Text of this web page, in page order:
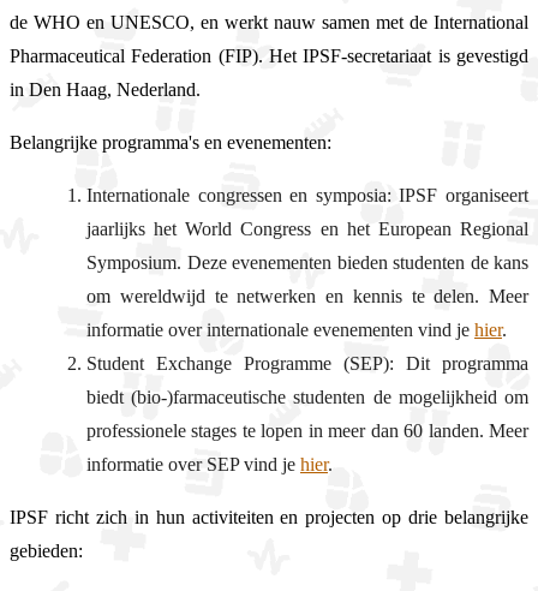
de WHO en UNESCO, en werkt nauw samen met de International
Pharmaceutical Federation (FIP). Het IPSF-secretariaat is gevestigd
in Den Haag, Nederland.
Belangrijke programma's en evenementen:
Internationale congressen en symposia: IPSF organiseert
jaarlijks het World Congress en het European Regional
Symposium. Deze evenementen bieden studenten de kans
om wereldwijd te netwerken en kennis te delen. Meer
informatie over internationale evenementen vind je hier.
Student Exchange Programme (SEP): Dit programma
biedt (bio-)farmaceutische studenten de mogelijkheid om
professionele stages te lopen in meer dan 60 landen. Meer
informatie over SEP vind je hier.
IPSF richt zich in hun activiteiten en projecten op drie belangrijke
gebieden: